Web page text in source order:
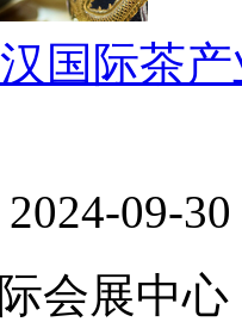
国际茶
09-30
会展中心